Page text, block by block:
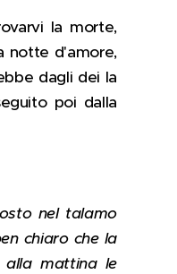
la morte,
notte d'amore,
dagli dei la
poi dalla
nel talamo
chiaro che la
alla mattina le